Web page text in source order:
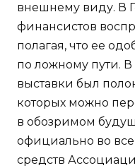
внешнему виду. В
финансистов
полагая, что ее
по ложному пути.
выставки был
которых можно
в обозримом
официально во
средств